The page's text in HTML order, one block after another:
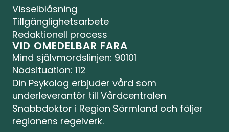
Visselblåsning
Tillgänglighetsarbete
Redaktionell process
VID OMEDELBAR FARA
Mind självmordslinjen: 90101
Nödsituation: 112
Din Psykolog erbjuder vård som
underleverantör till Vårdcentralen
Snabbdoktor i Region Sörmland och följer
regionens regelverk.